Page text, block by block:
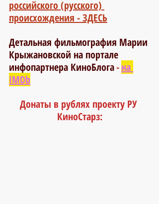
российского (русского)
происхождения - ЗДЕСЬ
Детальная фильмография Марии
Крыжановской на портале
инфопартнера КиноБлога-на
IMDb
Донаты в рублях проекту РУ
КиноСтарз: